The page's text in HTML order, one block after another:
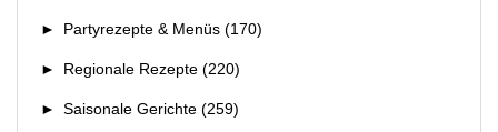
► Partyrezepte & Menüs (170)
► Regionale Rezepte (220)
► Saisonale Gerichte (259)